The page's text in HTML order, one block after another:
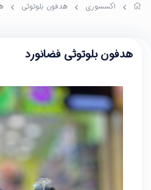
اکسسوری هدفون بلوتوثی
هدفون بلوتوثی فضانورد